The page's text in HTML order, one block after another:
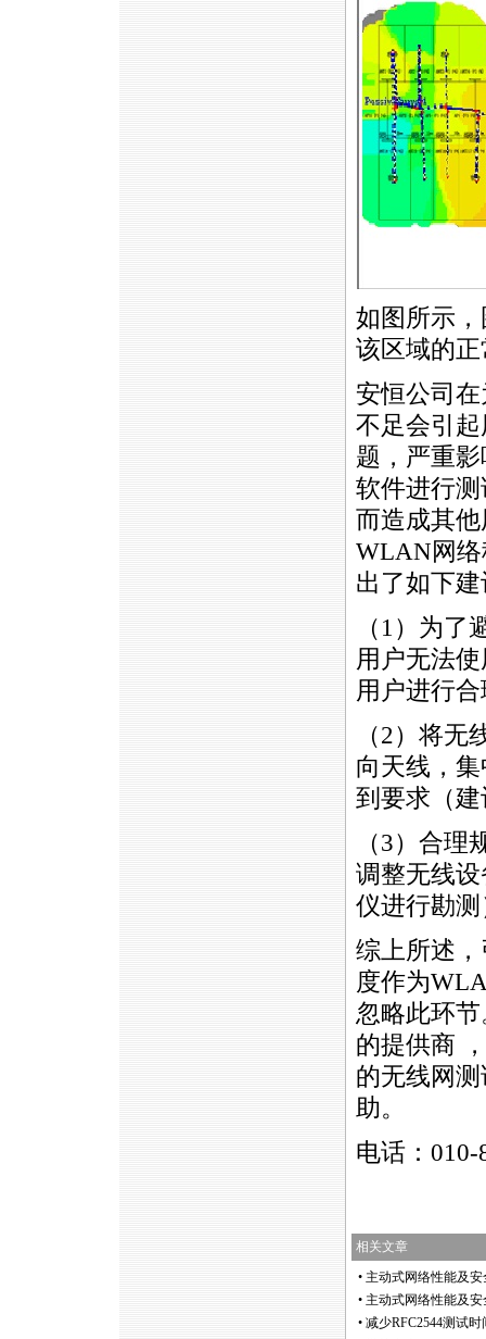
如图所示
该区域的
安恒公司
不足会引
题，严重
软件进行
而造成其
WLAN网
出了如下建
（1）为
用户无法
用户进行
（2）将
向天线，
到要求（
（3）合
调整无线
仪进行勘
综上所述
度作为
忽略此环
的提供商
的无线网
助。
电话：
相关文章
• 主动式网络性能及
• 主动式网络性能及
• 减少RFC2544测试